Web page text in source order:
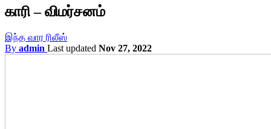
காரி – விமர்சனம்
இந்த வார ரிலீஸ்
By admin Last updated Nov 27, 2022